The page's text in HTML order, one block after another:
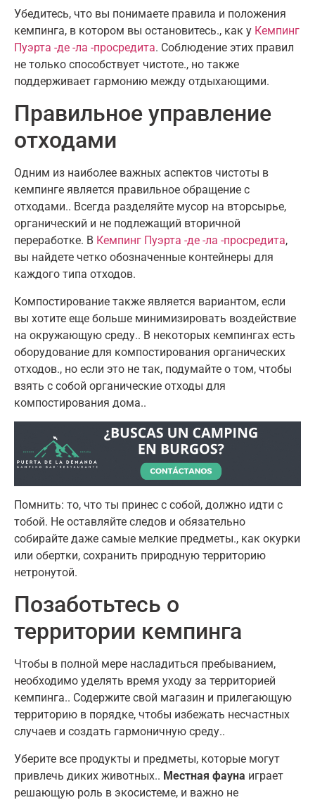
Убедитесь, что вы понимаете правила и положения
кемпинга, в котором вы остановитесь., как у Кемпинг
Пуэрта -де -ла -просредита. Соблюдение этих правил
не только способствует чистоте., но также
поддерживает гармонию между отдыхающими.
Правильное управление
отходами
Одним из наиболее важных аспектов чистоты в
кемпинге является правильное обращение с
отходами.. Всегда разделяйте мусор на вторсырье,
органический и не подлежащий вторичной
переработке. В Кемпинг Пуэрта -де -ла -просредита,
вы найдете четко обозначенные контейнеры для
каждого типа отходов.
Компостирование также является вариантом, если
вы хотите еще больше минимизировать воздействие
на окружающую среду.. В некоторых кемпингах есть
оборудование для компостирования органических
отходов., но если это не так, подумайте о том, чтобы
взять с собой органические отходы для
компостирования дома..
Помнить: то, что ты принес с собой, должно идти с
тобой. Не оставляйте следов и обязательно
собирайте даже самые мелкие предметы., как окурки
или обертки, сохранить природную территорию
нетронутой.
Позаботьтесь о
территории кемпинга
Чтобы в полной мере насладиться пребыванием,
необходимо уделять время уходу за территорией
кемпинга.. Содержите свой магазин и прилегающую
территорию в порядке, чтобы избежать несчастных
случаев и создать гармоничную среду..
Уберите все продукты и предметы, которые могут
привлечь диких животных.. Местная фауна играет
решающую роль в экосистеме, и важно не